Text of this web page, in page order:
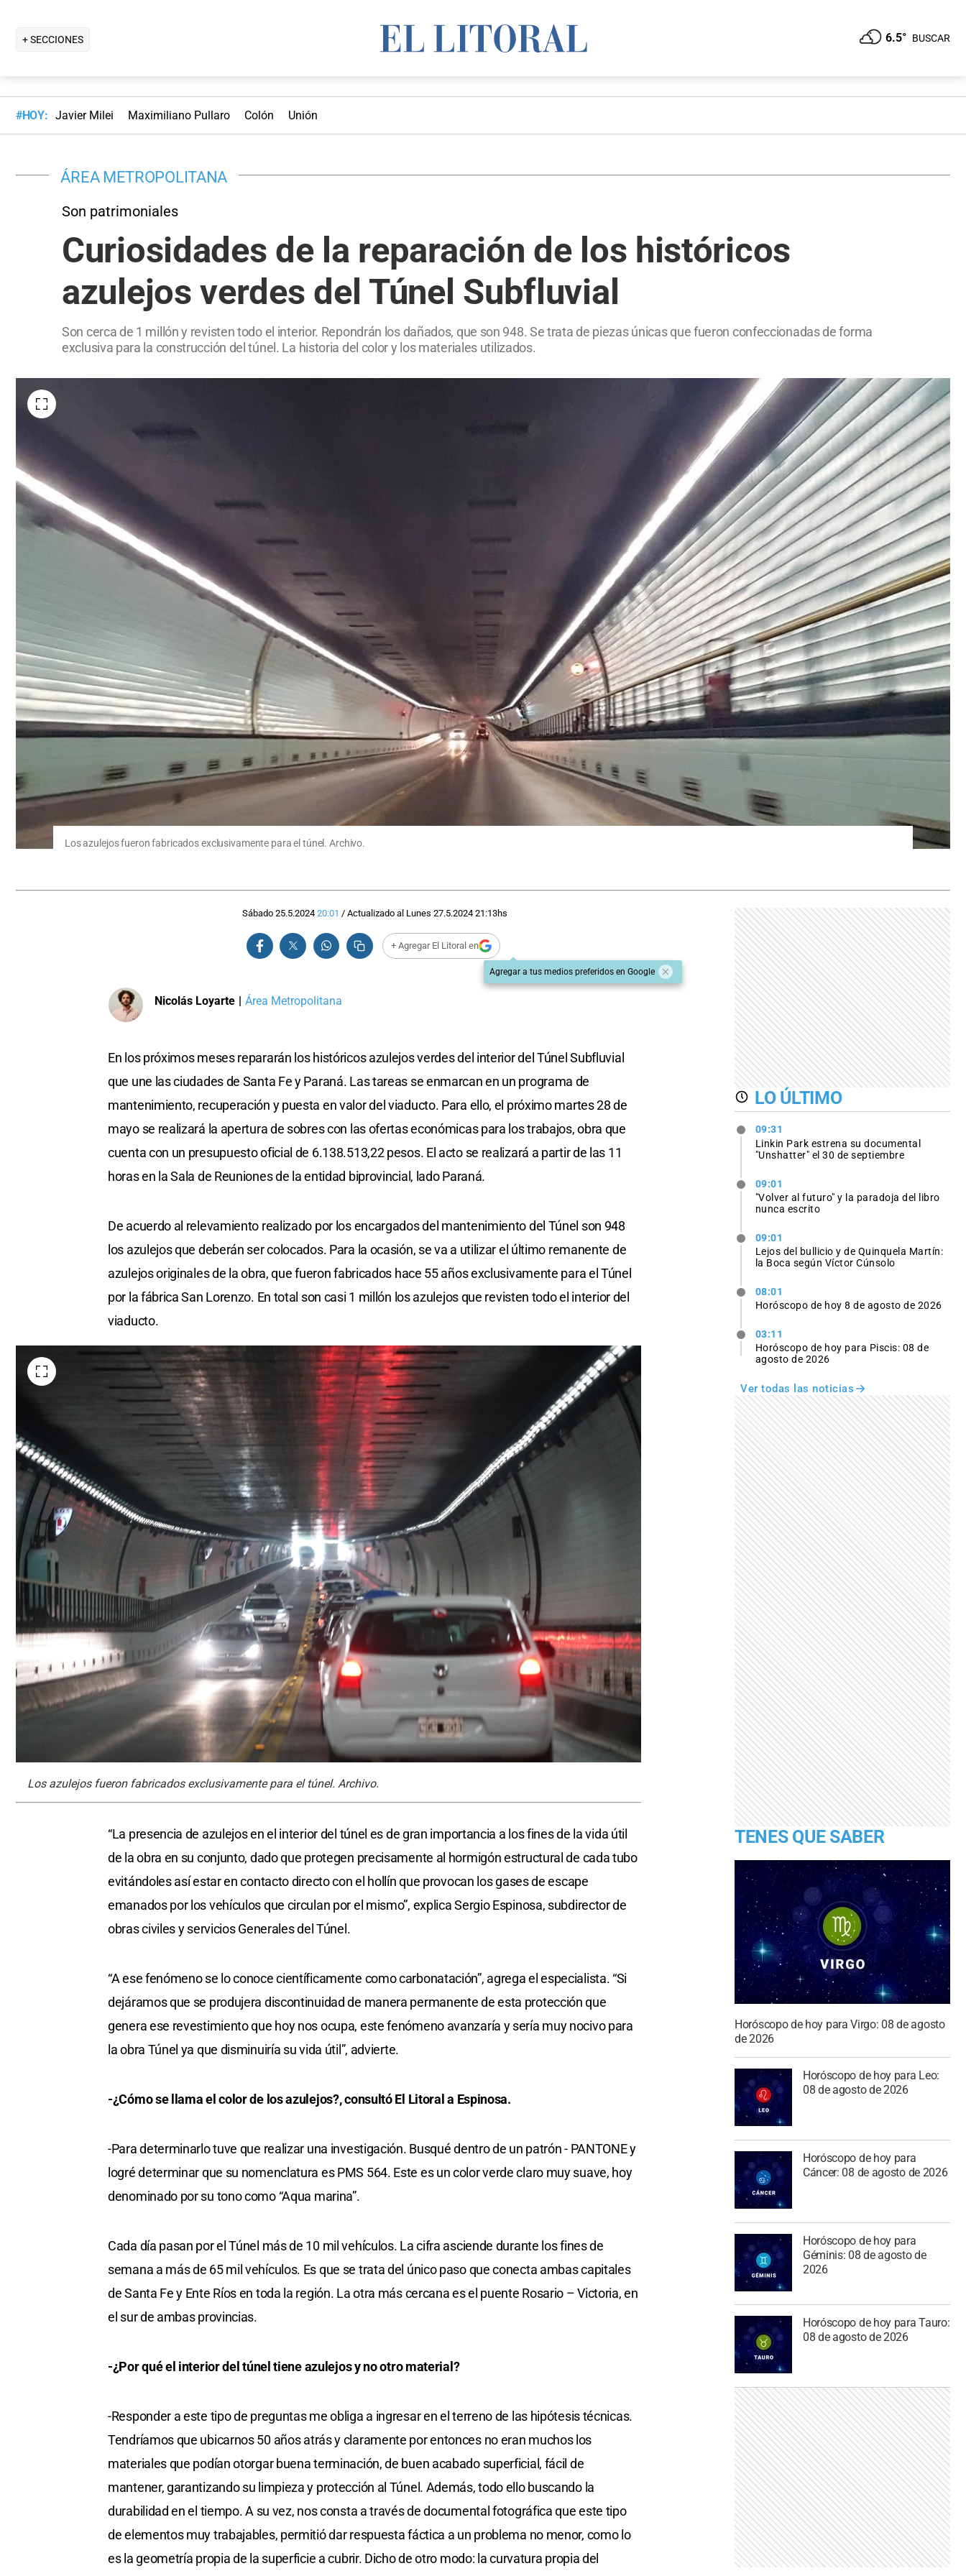
+ SECCIONES 6.5° BUSCAR
#HOY: Javier Milei Maximiliano Pullaro Colón Unión
ÁREA METROPOLITANA
Son patrimoniales
Curiosidades de la reparación de los históricos
azulejos verdes del Túnel Subfluvial
Son cerca de 1 millón y revisten todo el interior. Repondrán los dañados, que son 948. Se trata de piezas únicas que fueron confeccionadas de forma
exclusiva para la construcción del túnel. La historia del color y los materiales utilizados.
Los azulejos fueron fabricados exclusivamente para el túnel. Archivo.
Sábado 25.5.2024 20:01 / Actualizado al Lunes 27.5.2024 21:13hs
+ Agregar El Litoral en
Agregar a tus medios preferidos en Google
Nicolás Loyarte | Área Metropolitana
En los próximos meses repararán los históricos azulejos verdes del interior del Túnel Subfluvial
que une las ciudades de Santa Fe y Paraná. Las tareas se enmarcan en un programa de
mantenimiento, recuperación y puesta en valor del viaducto. Para ello, el próximo martes 28 de
mayo se realizará la apertura de sobres con las ofertas económicas para los trabajos, obra que
cuenta con un presupuesto oficial de 6.138.513,22 pesos. El acto se realizará a partir de las 11
horas en la Sala de Reuniones de la entidad biprovincial, lado Paraná.
De acuerdo al relevamiento realizado por los encargados del mantenimiento del Túnel son 948
los azulejos que deberán ser colocados. Para la ocasión, se va a utilizar el último remanente de
azulejos originales de la obra, que fueron fabricados hace 55 años exclusivamente para el Túnel
por la fábrica San Lorenzo. En total son casi 1 millón los azulejos que revisten todo el interior del
viaducto.
Los azulejos fueron fabricados exclusivamente para el túnel. Archivo.
“La presencia de azulejos en el interior del túnel es de gran importancia a los fines de la vida útil
de la obra en su conjunto, dado que protegen precisamente al hormigón estructural de cada tubo
evitándoles así estar en contacto directo con el hollín que provocan los gases de escape
emanados por los vehículos que circulan por el mismo”, explica Sergio Espinosa, subdirector de
obras civiles y servicios Generales del Túnel.
“A ese fenómeno se lo conoce científicamente como carbonatación”, agrega el especialista. “Si
dejáramos que se produjera discontinuidad de manera permanente de esta protección que
genera ese revestimiento que hoy nos ocupa, este fenómeno avanzaría y sería muy nocivo para
la obra Túnel ya que disminuiría su vida útil”, advierte.
-¿Cómo se llama el color de los azulejos?, consultó El Litoral a Espinosa.
-Para determinarlo tuve que realizar una investigación. Busqué dentro de un patrón - PANTONE y
logré determinar que su nomenclatura es PMS 564. Este es un color verde claro muy suave, hoy
denominado por su tono como “Aqua marina”.
Cada día pasan por el Túnel más de 10 mil vehículos. La cifra asciende durante los fines de
semana a más de 65 mil vehículos. Es que se trata del único paso que conecta ambas capitales
de Santa Fe y Ente Ríos en toda la región. La otra más cercana es el puente Rosario – Victoria, en
el sur de ambas provincias.
-¿Por qué el interior del túnel tiene azulejos y no otro material?
-Responder a este tipo de preguntas me obliga a ingresar en el terreno de las hipótesis técnicas.
Tendríamos que ubicarnos 50 años atrás y claramente por entonces no eran muchos los
materiales que podían otorgar buena terminación, de buen acabado superficial, fácil de
mantener, garantizando su limpieza y protección al Túnel. Además, todo ello buscando la
durabilidad en el tiempo. A su vez, nos consta a través de documental fotográfica que este tipo
de elementos muy trabajables, permitió dar respuesta fáctica a un problema no menor, como lo
es la geometría propia de la superficie a cubrir. Dicho de otro modo: la curvatura propia del
LO ÚLTIMO
09:31
Linkin Park estrena su documental
"Unshatter" el 30 de septiembre
09:01
"Volver al futuro" y la paradoja del libro
nunca escrito
09:01
Lejos del bullicio y de Quinquela Martín:
la Boca según Víctor Cúnsolo
08:01
Horóscopo de hoy 8 de agosto de 2026
03:11
Horóscopo de hoy para Piscis: 08 de
agosto de 2026
Ver todas las noticias
TENES QUE SABER
Horóscopo de hoy para Virgo: 08 de agosto
de 2026
Horóscopo de hoy para Leo:
08 de agosto de 2026
Horóscopo de hoy para
Cáncer: 08 de agosto de 2026
Horóscopo de hoy para
Géminis: 08 de agosto de
2026
Horóscopo de hoy para Tauro:
08 de agosto de 2026